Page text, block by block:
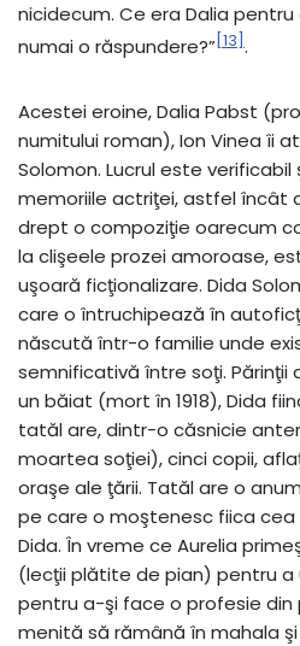
nicidecum. Ce era Dalia
numai o răspundere?” [13] .
Acestei eroine, Dalia Pabst
numitului roman), Ion Vinea îi
Solomon. Lucrul este
memoriile actriţei, astfel încât
drept o compoziţie oarecum
la clişeele prozei amoroase,
uşoară ficţionalizare. Dida
care o întruchipează în
născută într-o familie unde
semnificativă între soţi.
un băiat (mort în 1918), Dida
tatăl are, dintr-o căsnicie
moartea soţiei), cinci copii,
oraşe ale ţării. Tatăl are o
pe care o moştenesc fiica cea
Dida. În vreme ce Aurelia
(lecţii plătite de pian) pentru a
pentru a-şi face o profesie din
menită să rămână în mahala